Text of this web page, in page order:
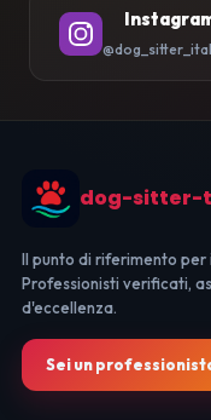
dog-sitter-
Il punto di riferimento per
Professionisti verificati,
d'eccellenza.
Sei un